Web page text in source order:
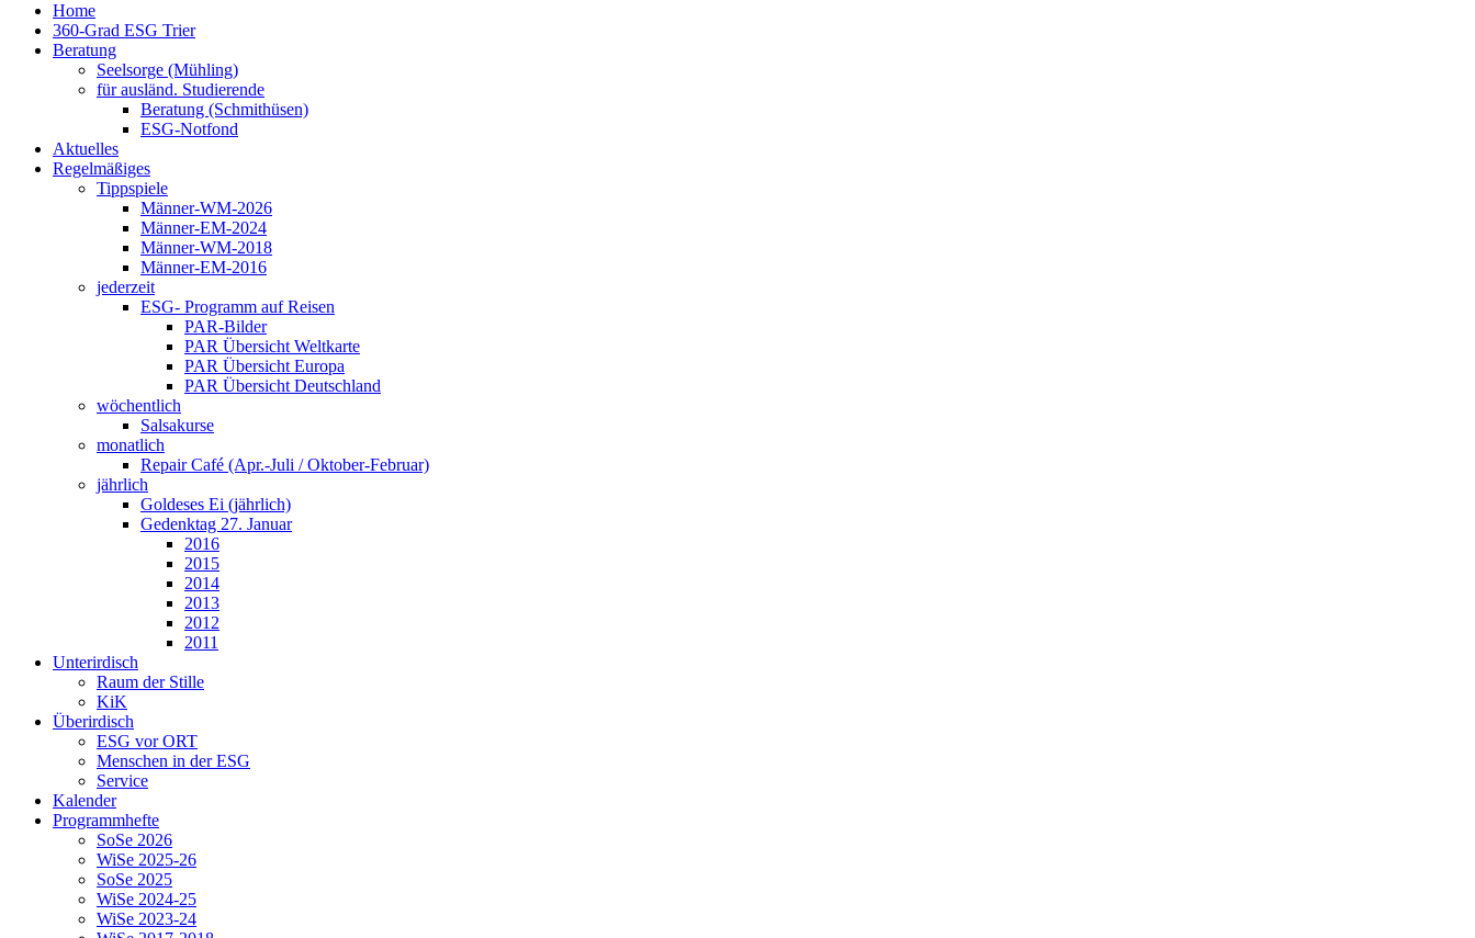
Home
360-Grad ESG Trier
Beratung
Seelsorge (Mühling)
für ausländ. Studierende
Beratung (Schmithüsen)
ESG-Notfond
Aktuelles
Regelmäßiges
Tippspiele
Männer-WM-2026
Männer-EM-2024
Männer-WM-2018
Männer-EM-2016
jederzeit
ESG- Programm auf Reisen
PAR-Bilder
PAR Übersicht Weltkarte
PAR Übersicht Europa
PAR Übersicht Deutschland
wöchentlich
Salsakurse
monatlich
Repair Café (Apr.-Juli / Oktober-Februar)
jährlich
Goldeses Ei (jährlich)
Gedenktag 27. Januar
2016
2015
2014
2013
2012
2011
Unterirdisch
Raum der Stille
KiK
Überirdisch
ESG vor ORT
Menschen in der ESG
Service
Kalender
Programmhefte
SoSe 2026
WiSe 2025-26
SoSe 2025
WiSe 2024-25
WiSe 2023-24